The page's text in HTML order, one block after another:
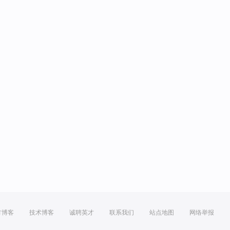
博客 技术博客 诚聘英才 联系我们 站点地图 网络举报